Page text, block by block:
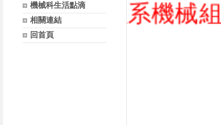
機械科生活點滴
相關連結
回首頁
程系機械組 ★